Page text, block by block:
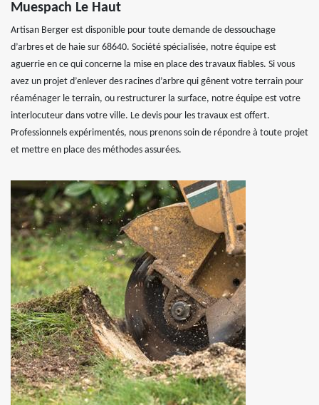
Muespach Le Haut
Artisan Berger est disponible pour toute demande de dessouchage
d’arbres et de haie sur 68640. Société spécialisée, notre équipe est
aguerrie en ce qui concerne la mise en place des travaux fiables. Si vous
avez un projet d’enlever des racines d’arbre qui gênent votre terrain pour
réaménager le terrain, ou restructurer la surface, notre équipe est votre
interlocuteur dans votre ville. Le devis pour les travaux est offert.
Professionnels expérimentés, nous prenons soin de répondre à toute projet
et mettre en place des méthodes assurées.